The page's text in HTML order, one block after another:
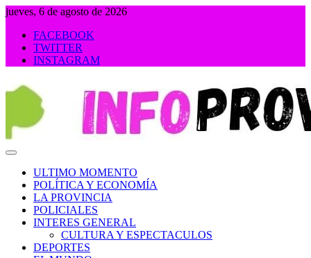
Saltar
contenido
jueves, 6 de agosto de 2026
FACEBOOK
TWITTER
INSTAGRAM
ULTIMO MOMENTO
POLÍTICA Y ECONOMÍA
LA PROVINCIA
POLICIALES
INTERES GENERAL
CULTURA Y ESPECTACULOS
DEPORTES